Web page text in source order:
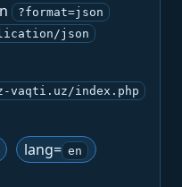
?format=json
json
vaqti.uz/index.php
lang= en